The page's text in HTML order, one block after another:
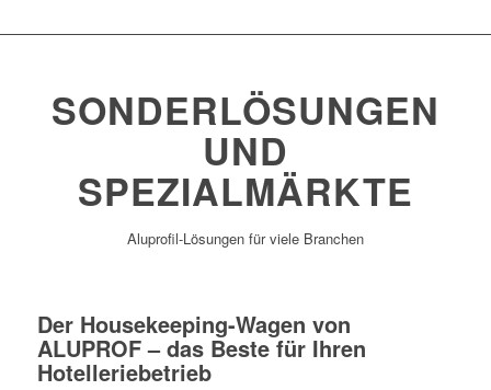
SONDERLÖSUNGEN
UND
SPEZIALMÄRKTE
Aluprofil-Lösungen für viele Branchen
Der Housekeeping-Wagen von
ALUPROF – das Beste für Ihren
Hotelleriebetrieb